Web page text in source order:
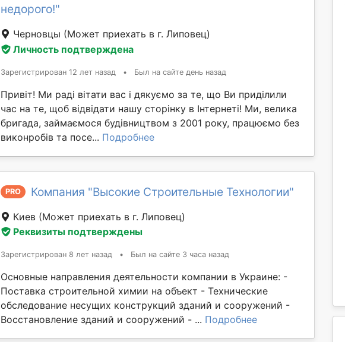
недорого!"
Черновцы (Может приехать в г. Липовец)
Личность подтверждена
Зарегистрирован 12 лет назад • Был на сайте день назад
Привіт! Ми раді вітати вас і дякуємо за те, що Ви приділили
час на те, щоб відвідати нашу сторінку в Інтернеті! Ми, велика
бригада, займаємося будівництвом з 2001 року, працюємо без
виконробів та посе... Подробнее
PRO Компания "Высокие Строительные Технологии"
Киев (Может приехать в г. Липовец)
Реквизиты подтверждены
Зарегистрирован 8 лет назад • Был на сайте 3 часа назад
Основные направления деятельности компании в Украине: -
Поставка строительной химии на объект - Технические
обследование несущих конструкций зданий и сооружений -
Восстановление зданий и сооружений - ... Подробнее